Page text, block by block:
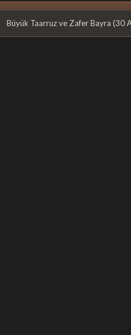
Büyük Taarruz ve Zafer Bayra (30